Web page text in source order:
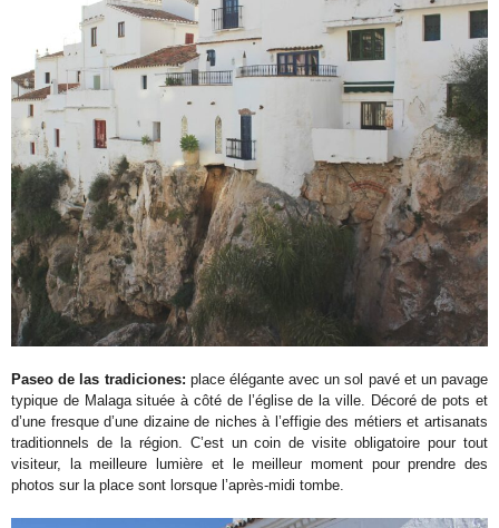
Paseo de las tradiciones: place élégante avec un sol pavé et un pavage
typique de Malaga située à côté de l’église de la ville. Décoré de pots et
d’une fresque d’une dizaine de niches à l’effigie des métiers et artisanats
traditionnels de la région. C’est un coin de visite obligatoire pour tout
visiteur, la meilleure lumière et le meilleur moment pour prendre des
photos sur la place sont lorsque l’après-midi tombe.